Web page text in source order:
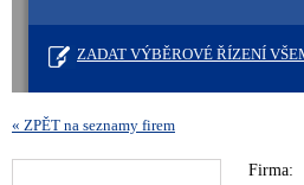
ZADAT VÝBĚROVÉ ŘÍZENÍ
« ZPĚT na seznamy firem
Firma: